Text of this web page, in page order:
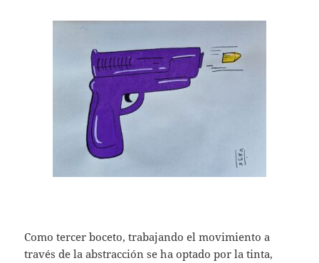
Como tercer boceto, trabajando el movimiento a
través de la abstracción se ha optado por la tinta,